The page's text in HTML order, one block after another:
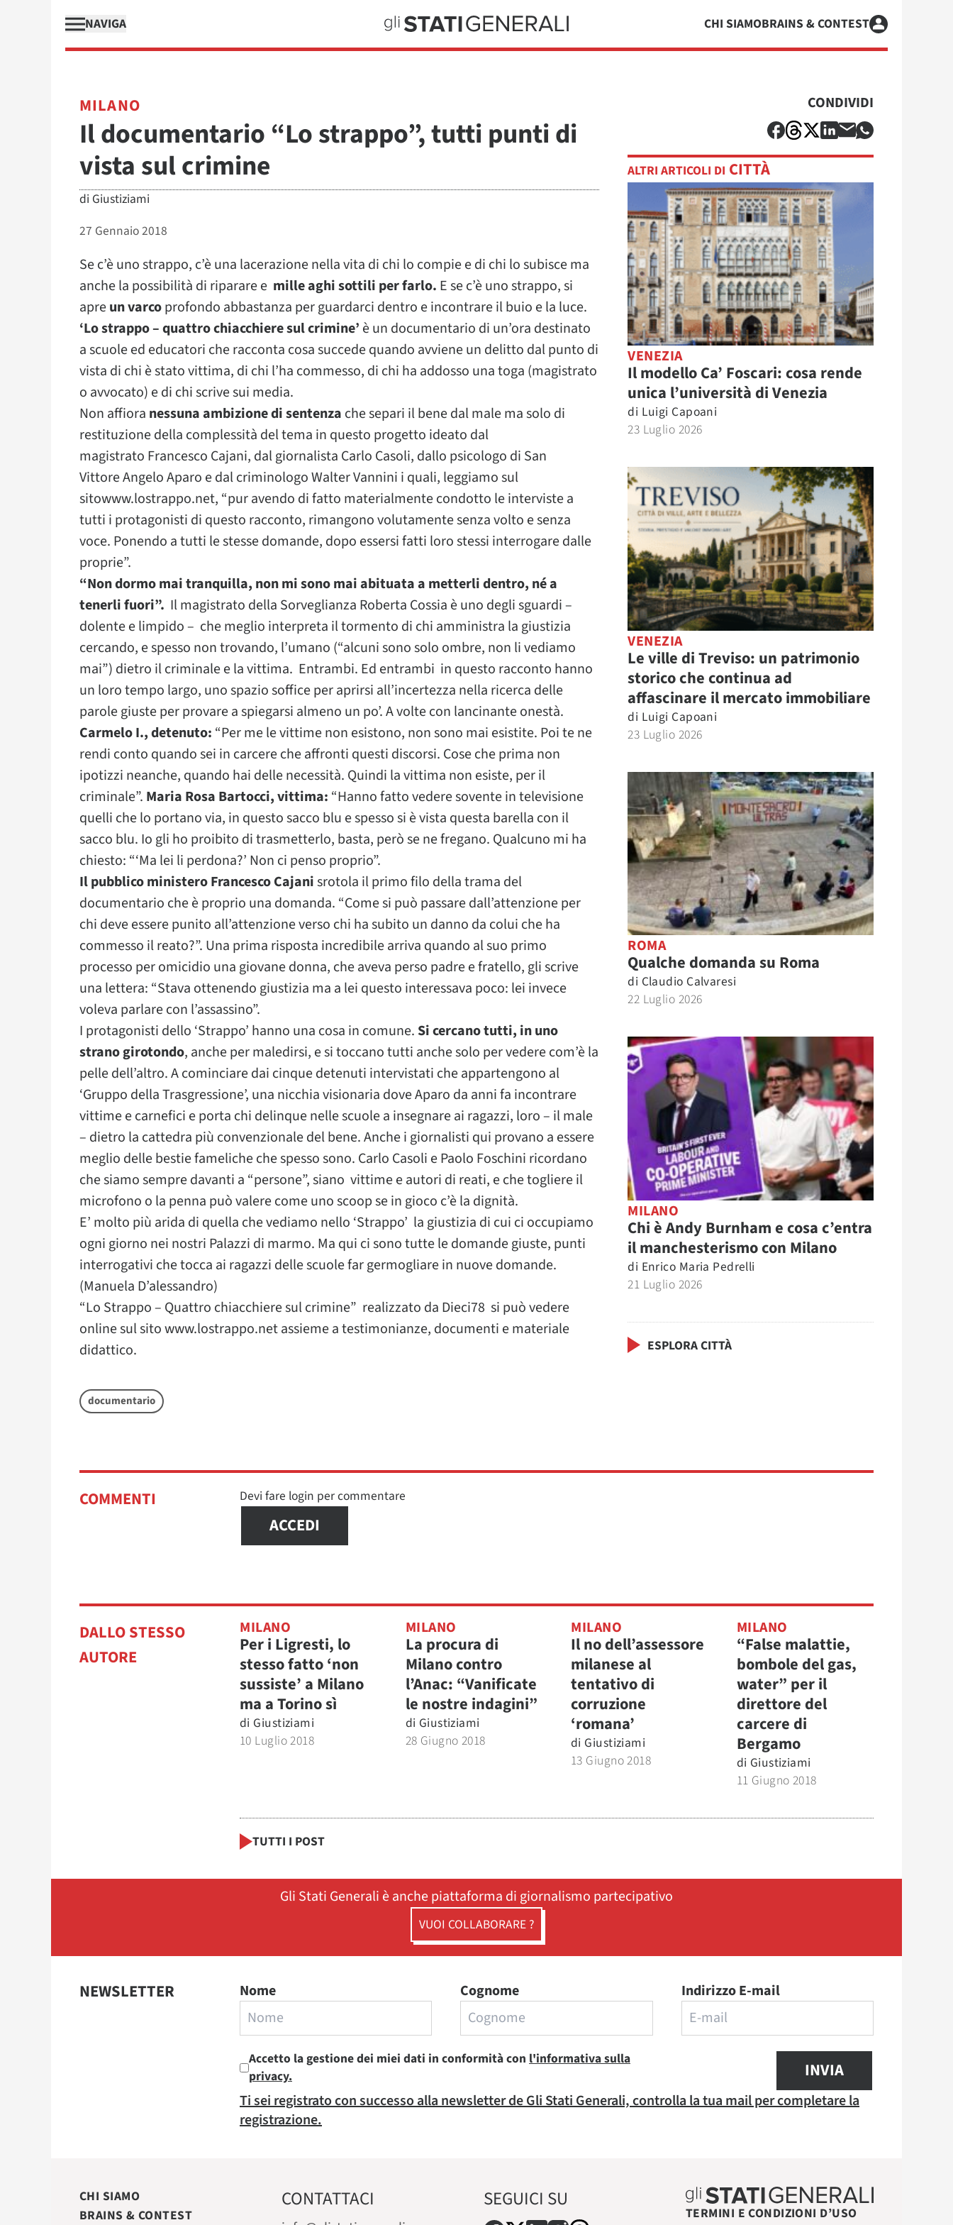
NAVIGA CHI SIAMOBRAINS & CONTEST
MILANO
Il documentario “Lo strappo”, tutti punti di
vista sul crimine
di Giustiziami
27 Gennaio 2018
Se c’è uno strappo, c’è una lacerazione nella vita di chi lo compie e di chi lo subisce ma
anche la possibilità di riparare e mille aghi sottili per farlo. E se c’è uno strappo, si
apreun varcoprofondo abbastanza per guardarci dentro e incontrare il buio e la luce.
‘Lo strappo – quattro chiacchiere sul crimine’ è un documentario di un’ora destinato
a scuole ed educatori che racconta cosa succede quando avviene un delitto dal punto di
vista di chi è stato vittima, di chi l’ha commesso, di chi ha addosso una toga (magistrato
o avvocato) e di chi scrive sui media.
Non affiora nessuna ambizione di sentenza che separi il bene dal male ma solo di
restituzione della complessità del tema in questo progetto ideato dal
magistrato Francesco Cajani, dal giornalista Carlo Casoli, dallo psicologo di San
Vittore Angelo Aparo e dal criminologo Walter Vannini i quali, leggiamo sul
sitowww.lostrappo.net, “pur avendo di fatto materialmente condotto le interviste a
tutti i protagonisti di questo racconto, rimangono volutamente senza volto e senza
voce. Ponendo a tutti le stesse domande, dopo essersi fatti loro stessi interrogare dalle
proprie”.
“Non dormo mai tranquilla, non mi sono mai abituata a metterli dentro, né a
tenerli fuori”. Il magistrato della Sorveglianza Roberta Cossia è uno degli sguardi –
dolente e limpido – che meglio interpreta il tormento di chi amministra la giustizia
cercando, e spesso non trovando, l’umano (“alcuni sono solo ombre, non li vediamo
mai”) dietro il criminale e la vittima. Entrambi. Ed entrambi in questo racconto hanno
un loro tempo largo, uno spazio soffice per aprirsi all’incertezza nella ricerca delle
parole giuste per provare a spiegarsi almeno un po’. A volte con lancinante onestà.
Carmelo I., detenuto: “Per me le vittime non esistono, non sono mai esistite. Poi te ne
rendi conto quando sei in carcere che affronti questi discorsi. Cose che prima non
ipotizzi neanche, quando hai delle necessità. Quindi la vittima non esiste, per il
criminale”. Maria Rosa Bartocci, vittima: “Hanno fatto vedere sovente in televisione
quelli che lo portano via, in questo sacco blu e spesso si è vista questa barella con il
sacco blu. Io gli ho proibito di trasmetterlo, basta, però se ne fregano. Qualcuno mi ha
chiesto: “‘Ma lei li perdona?’ Non ci penso proprio”.
Il pubblico ministero Francesco Cajanisrotola il primo filo della trama del
documentario che è proprio una domanda. “Come si può passare dall’attenzione per
chi deve essere punito all’attenzione verso chi ha subito un danno da colui che ha
commesso il reato?”. Una prima risposta incredibile arriva quando al suo primo
processo per omicidio una giovane donna, che aveva perso padre e fratello, gli scrive
una lettera: “Stava ottenendo giustizia ma a lei questo interessava poco: lei invece
voleva parlare con l’assassino”.
I protagonisti dello ‘Strappo’ hanno una cosa in comune. Si cercano tutti, in uno
strano girotondo, anche per maledirsi, e si toccano tutti anche solo per vedere com’è la
pelle dell’altro. A cominciare dai cinque detenuti intervistati che appartengono al
‘Gruppo della Trasgressione’, una nicchia visionaria dove Aparo da anni fa incontrare
vittime e carnefici e porta chi delinque nelle scuole a insegnare ai ragazzi, loro – il male
– dietro la cattedra più convenzionale del bene. Anche i giornalisti qui provano a essere
meglio delle bestie fameliche che spesso sono. Carlo Casoli e Paolo Foschini ricordano
che siamo sempre davanti a “persone”, siano vittime e autori di reati, e che togliere il
microfono o la penna può valere come uno scoop se in gioco c’è la dignità.
E’ molto più arida di quella che vediamo nello ‘Strappo’ la giustizia di cui ci occupiamo
ogni giorno nei nostri Palazzi di marmo. Ma qui ci sono tutte le domande giuste, punti
interrogativi che tocca ai ragazzi delle scuole far germogliare in nuove domande.
(Manuela D’alessandro)
“Lo Strappo – Quattro chiacchiere sul crimine” realizzato da Dieci78 si può vedere
online sul sito www.lostrappo.net assieme a testimonianze, documenti e materiale
didattico.
documentario
CONDIVIDI
ALTRI ARTICOLI DI CITTÀ
VENEZIA
Il modello Ca’ Foscari: cosa rende
unica l’università di Venezia
di Luigi Capoani
23 Luglio 2026
VENEZIA
Le ville di Treviso: un patrimonio
storico che continua ad
affascinare il mercato immobiliare
di Luigi Capoani
23 Luglio 2026
ROMA
Qualche domanda su Roma
di Claudio Calvaresi
22 Luglio 2026
MILANO
Chi è Andy Burnham e cosa c’entra
il manchesterismo con Milano
di Enrico Maria Pedrelli
21 Luglio 2026
ESPLORA CITTÀ
COMMENTI Devi fare login per commentare
ACCEDI
DALLO STESSO
AUTORE
MILANO
Per i Ligresti, lo
stesso fatto ‘non
sussiste’ a Milano
ma a Torino sì
di Giustiziami
10 Luglio 2018
MILANO
La procura di
Milano contro
l’Anac: “Vanificate
le nostre indagini”
di Giustiziami
28 Giugno 2018
MILANO
Il no dell’assessore
milanese al
tentativo di
corruzione
‘romana’
di Giustiziami
13 Giugno 2018
MILANO
“False malattie,
bombole del gas,
water” per il
direttore del
carcere di
Bergamo
di Giustiziami
11 Giugno 2018
TUTTI I POST
Gli Stati Generali è anche piattaforma di giornalismo partecipativo
VUOI COLLABORARE ?
NEWSLETTER Nome Cognome Indirizzo E-mail
Accetto la gestione dei miei dati in conformità con l'informativa sulla
privacy.
INVIA
Ti sei registrato con successo alla newsletter de Gli Stati Generali, controlla la tua mail per completare la
registrazione.
CHI SIAMO
BRAINS & CONTEST
CONTATTACI SEGUICI SU
TERMINI E CONDIZIONI D’USO